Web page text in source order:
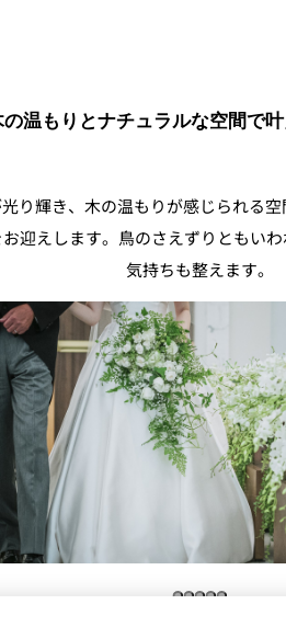
の温もりとナチュラルな空間で
り輝き、木の温もりが感じられる
迎えします。鳥のさえずりともい
気持ちも整えます。